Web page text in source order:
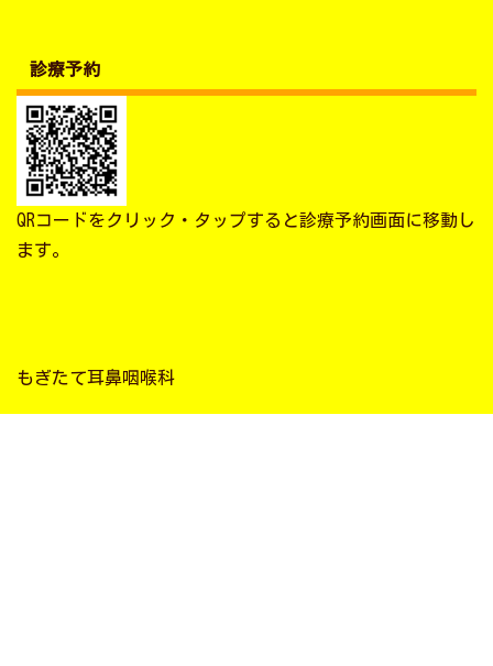
診療予約
QRコードをクリック・タップすると診療予約画面に移動し
ます。
もぎたて耳鼻咽喉科